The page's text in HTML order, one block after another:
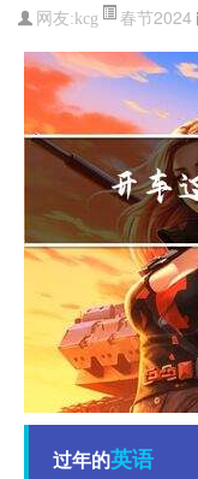
网友:kcg 春节2024
过年的英语